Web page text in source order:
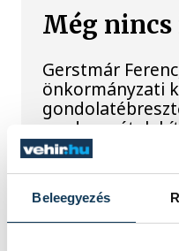
Beleegyezés
Még
Gerstmár
önkormányzati
rendszer
Estétől
termel